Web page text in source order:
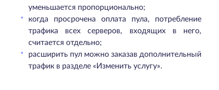
уменьшается пропорционально;
когда просрочена оплата пула, потребление
трафика всех серверов, входящих в него,
считается отдельно;
расширить пул можно заказав дополнительный
трафик в разделе «Изменить услугу».